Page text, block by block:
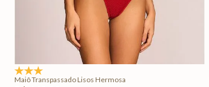
P M
Adicionar na sacola
Maiô Transpassado Lisos Hermosa